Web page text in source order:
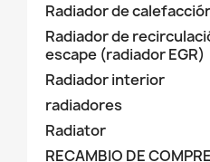
Radiador de
Radiador de
escape (radiador EGR)
Radiador interior
radiadores
Radiator
RECAMBIO DE